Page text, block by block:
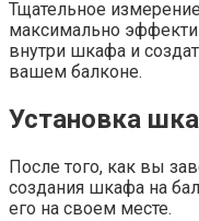
Тщательное
максимально
внутри шкафа и
вашем балконе.​
Установка
После того, как вы
создания шкафа на
его на своем месте.​